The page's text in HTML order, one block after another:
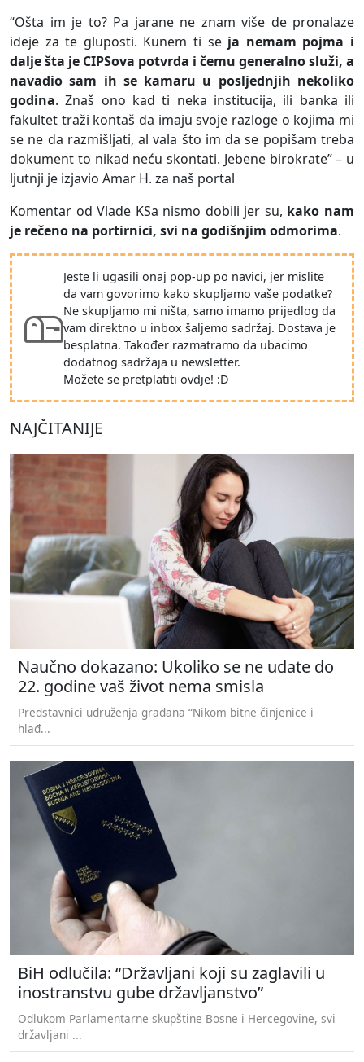
“Ošta im je to? Pa jarane ne znam više de pronalaze
ideje za te gluposti. Kunem ti se ja nemam pojma i
dalje šta je CIPSova potvrda i čemu generalno služi, a
navadio sam ih se kamaru u posljednjih nekoliko
godina. Znaš ono kad ti neka institucija, ili banka ili
fakultet traži kontaš da imaju svoje razloge o kojima mi
se ne da razmišljati, al vala što im da se popišam treba
dokument to nikad neću skontati. Jebene birokrate” – u
ljutnji je izjavio Amar H. za naš portal
Komentar od Vlade KSa nismo dobili jer su, kako nam
je rečeno na portirnici, svi na godišnjim odmorima.
Jeste li ugasili onaj pop-up po navici, jer mislite
da vam govorimo kako skupljamo vaše podatke?
Ne skupljamo mi ništa, samo imamo prijedlog da
vam direktno u inbox šaljemo sadržaj. Dostava je
besplatna. Također razmatramo da ubacimo
dodatnog sadržaja u newsletter.
Možete se pretplatiti ovdje! :D
NAJČITANIJE
Naučno dokazano: Ukoliko se ne udate do
22. godine vaš život nema smisla
Predstavnici udruženja građana “Nikom bitne činjenice i
hlađ...
BiH odlučila: “Državljani koji su zaglavili u
inostranstvu gube državljanstvo”
Odlukom Parlamentarne skupštine Bosne i Hercegovine, svi
državljani ...